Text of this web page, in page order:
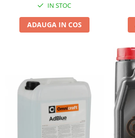
Suporti si placi prindere
IN STOC
ADAUGA IN COS